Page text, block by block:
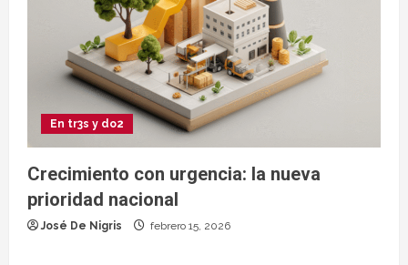
En tr3s y do2
Crecimiento con urgencia: la nueva
prioridad nacional
José De Nigris febrero 15, 2026